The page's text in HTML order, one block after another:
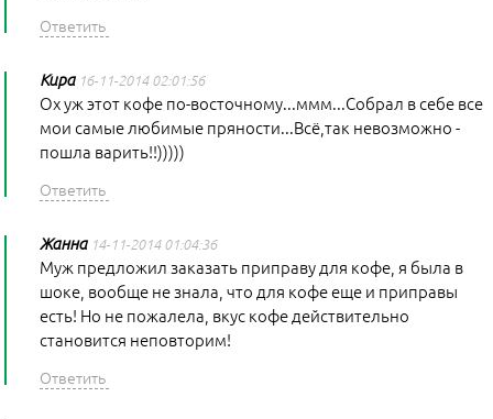
Кира 16-11-2014 02:01:56
Ох уж этот кофе по-восточному...ммм...Собрал в себе все
мои самые любимые пряности...Всё,так невозможно -
пошла варить!!)))))
Жанна 14-11-2014 01:04:36
Муж предложил заказать приправу для кофе, я была в
шоке, вообще не знала, что для кофе еще и приправы
есть! Но не пожалела, вкус кофе действительно
становится неповторим!